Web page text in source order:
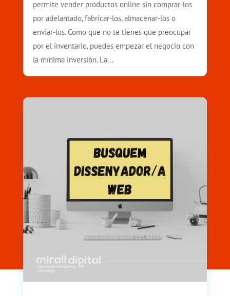
permite vender productos online sin comprar-los
por adelantado, fabricar-los, almacenar-los o
enviar-los. Como que no te tienes que preocupar
por el inventario, puedes empezar el negocio con
la mínima inversión. La...